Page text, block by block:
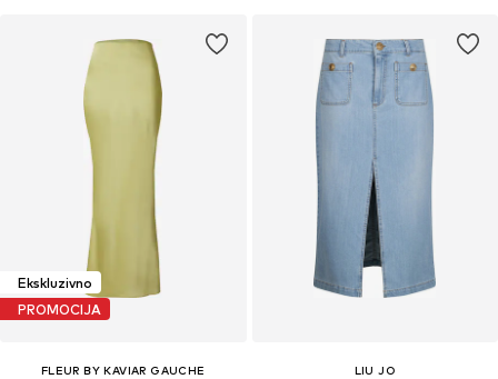
Ekskluzivno
PROMOCIJA
FLEUR BY KAVIAR GAUCHE
LIU JO